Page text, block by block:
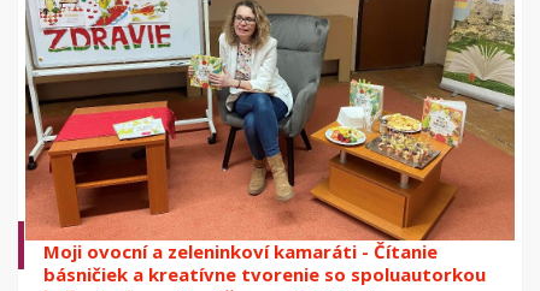
Moji ovocní a zeleninkoví kamaráti - Čítanie
básničiek a kreatívne tvorenie so spoluautorkou